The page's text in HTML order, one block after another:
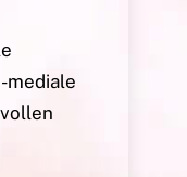
mediale